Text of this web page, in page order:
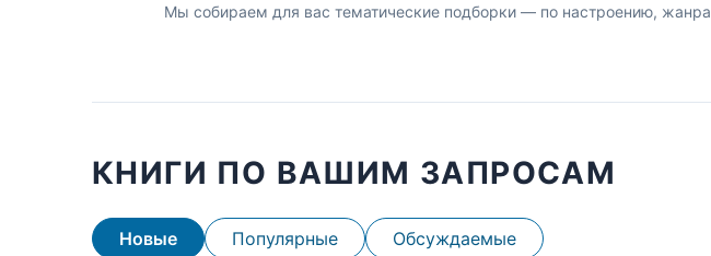
Мы собираем для вас тематические подборки — по настроению,
КНИГИ ПО ВАШИМ ЗАПРОСАМ
Новые Популярные Обсуждаемые